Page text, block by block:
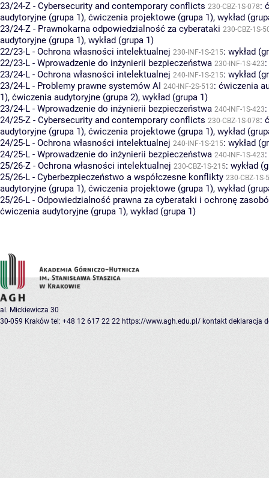
23/24-Z - Cybersecurity and contemporary conflicts 230-CBZ-1S-078:
audytoryjne (grupa 1), ćwiczenia projektowe (grupa 1), wykład
23/24-Z - Prawnokarna odpowiedzialność za cyberataki 230-CBZ-1S-
audytoryjne (grupa 1), wykład (grupa 1)
22/23-L - Ochrona własności intelektualnej 230-INF-1S-215: wykład
22/23-L - Wprowadzenie do inżynierii bezpieczeństwa 230-INF-1S-423:
23/24-L - Ochrona własności intelektualnej 240-INF-1S-215: wykład
23/24-L - Problemy prawne systemów AI 240-INF-2S-513: ćwiczenia
1), ćwiczenia audytoryjne (grupa 2), wykład (grupa 1)
23/24-L - Wprowadzenie do inżynierii bezpieczeństwa 240-INF-1S-423:
24/25-Z - Cybersecurity and contemporary conflicts 230-CBZ-1S-078:
audytoryjne (grupa 1), ćwiczenia projektowe (grupa 1), wykład
24/25-L - Ochrona własności intelektualnej 240-INF-1S-215: wykład
24/25-L - Wprowadzenie do inżynierii bezpieczeństwa 240-INF-1S-423:
25/26-Z - Ochrona własności intelektualnej 230-CBZ-1S-215: wykład
25/26-L - Cyberbezpieczeństwo a współczesne konflikty 230-CBZ-1S-
audytoryjne (grupa 1), ćwiczenia projektowe (grupa 1), wykład
25/26-L - Odpowiedzialność prawna za cyberataki i ochronę
ćwiczenia audytoryjne (grupa 1), wykład (grupa 1)
al. Mickiewicza 30
30-059 Kraków tel: +48 12 617 22 22 https://www.agh.edu.pl/ kontakt deklaracja